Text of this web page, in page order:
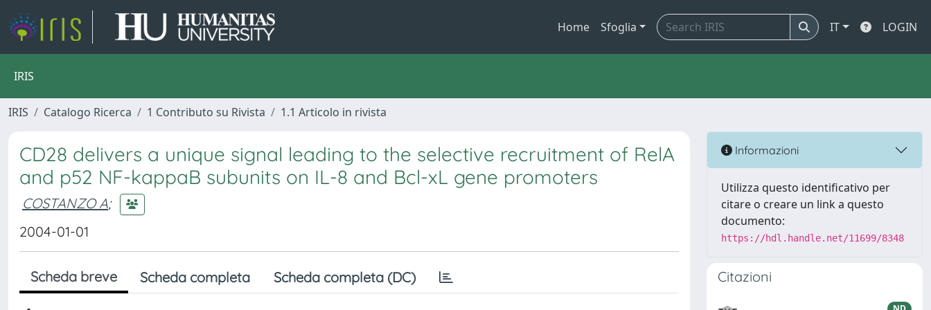
Home Sfoglia IT LOGIN
IRIS
IRIS Catalogo Ricerca 1 Contributo su Rivista 1.1 Articolo in rivista
CD28 delivers a unique signal leading to the selective recruitment of RelA
and p52 NF-kappaB subunits on IL-8 and Bcl-xL gene promoters
COSTANZO A;
2004-01-01
Scheda breve Scheda completa Scheda completa (DC)
Informazioni
Utilizza questo identificativo per
citare o creare un link a questo
documento:
https://hdl.handle.net/11699/8348
Citazioni